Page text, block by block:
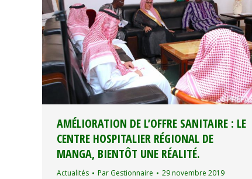
AMÉLIORATION DE L’OFFRE SANITAIRE : LE
CENTRE HOSPITALIER RÉGIONAL DE
MANGA, BIENTÔT UNE RÉALITÉ.
Actualités Par Gestionnaire 29 novembre 2019